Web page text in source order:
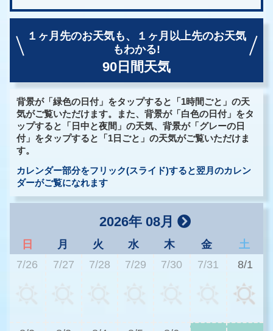
１ヶ月先のお天気も、
１ヶ月以上先のお天気
もわかる!
90日間天気
背景が「緑色の日付」をタップすると「1時間ごと」の天
気がご覧いただけます。また、背景が「白色の日付」をタ
ップすると「日中と夜間」の天気、背景が「グレーの日
付」をタップすると「1日ごと」の天気がご覧いただけま
す。
カレンダー部分をフリック(スライド)すると翌月のカレン
ダーがご覧になれます
2026年 08月
日 月 火 水 木 金
土
7/26
7/27 7/28 7/29 7/30 7/31 8/1